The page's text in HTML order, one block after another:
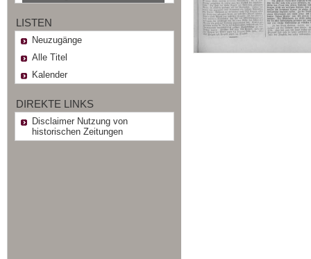
LISTEN
Neuzugänge
Alle Titel
Kalender
DIREKTE LINKS
Disclaimer Nutzung von
historischen Zeitungen